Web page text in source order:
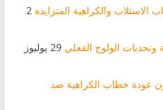
والكراهية المتزايدة 2
وتحديات الولوج الفعلي
29 يوليوز
عودة خطاب الكراهية ضد